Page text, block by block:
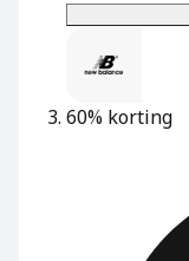
60% korting